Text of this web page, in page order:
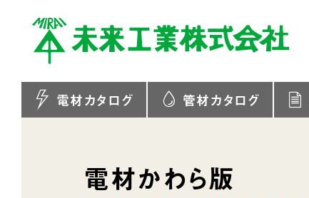
電材カタログ 管材カタログ
電材かわら版